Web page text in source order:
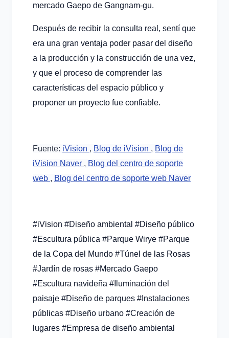
mercado Gaepo de Gangnam-gu.
Después de recibir la consulta real, sentí que
era una gran ventaja poder pasar del diseño
a la producción y la construcción de una vez,
y que el proceso de comprender las
características del espacio público y
proponer un proyecto fue confiable.
Fuente: iVision , Blog de iVision , Blog de
iVision Naver , Blog del centro de soporte
web , Blog del centro de soporte web Naver
#iVision #Diseño ambiental #Diseño público
#Escultura pública #Parque Wirye #Parque
de la Copa del Mundo #Túnel de las Rosas
#Jardín de rosas #Mercado Gaepo
#Escultura navideña #Iluminación del
paisaje #Diseño de parques #Instalaciones
públicas #Diseño urbano #Creación de
lugares #Empresa de diseño ambiental